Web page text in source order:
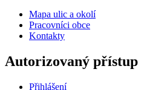
Mapa ulic a okolí
Pracovníci obce
Kontakty
Autorizovaný přístup
Přihlášení